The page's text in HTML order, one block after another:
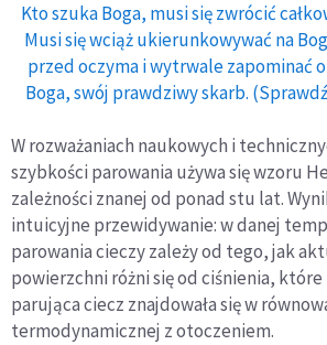
Kto szuka Boga, musi się zwrócić
Musi się wciąż ukierunkowywać na
przed oczyma i wytrwale zapominać
Boga, swój prawdziwy skarb.
W rozważaniach naukowych i
szybkości parowania używa się wzoru
zależności znanej od ponad stu lat.
intuicyjne przewidywanie: w danej
parowania cieczy zależy od tego, jak
powierzchni różni się od ciśnienia,
parująca ciecz znajdowała się w
termodynamicznej z otoczeniem.